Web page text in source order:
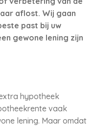
aflost. Wij gaan
past bij uw
gewone lening zijn
hypotheek
vaak
lening. Maar omdat